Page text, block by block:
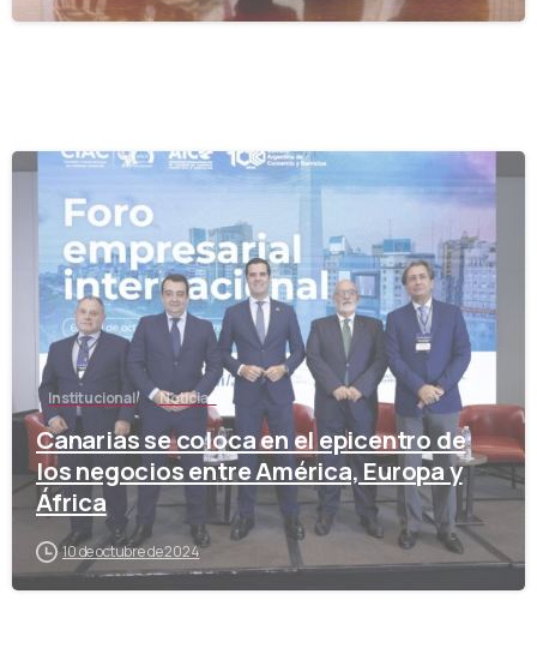
Institucional Noticias
Canarias se coloca en el epicentro de
los negocios entre América, Europa y
África
10 de octubre de 2024